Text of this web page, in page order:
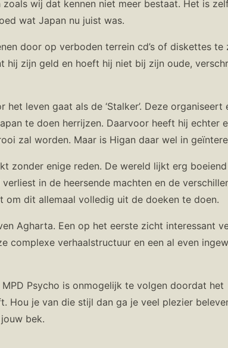
wij dat kennen niet meer bestaat. Het is
wat Japan nu juist was.
door op verboden terrein cd’s of diskettes te
zijn geld en hoeft hij niet bij zijn oude,
leven gaat als de ‘Stalker’. Deze organiseert
te doen herrijzen. Daarvoor heeft hij echter
zal worden. Maar is Higan daar wel in
zonder enige reden. De wereld lijkt erg
in de heersende machten en de
om dit allemaal volledig uit de doeken te doen.
Agharta. Een op het eerste zicht interessant
complexe verhaalstructuur en een al even
Psycho is onmogelijk te volgen doordat het
je van die stijl dan ga je veel plezier
bek.